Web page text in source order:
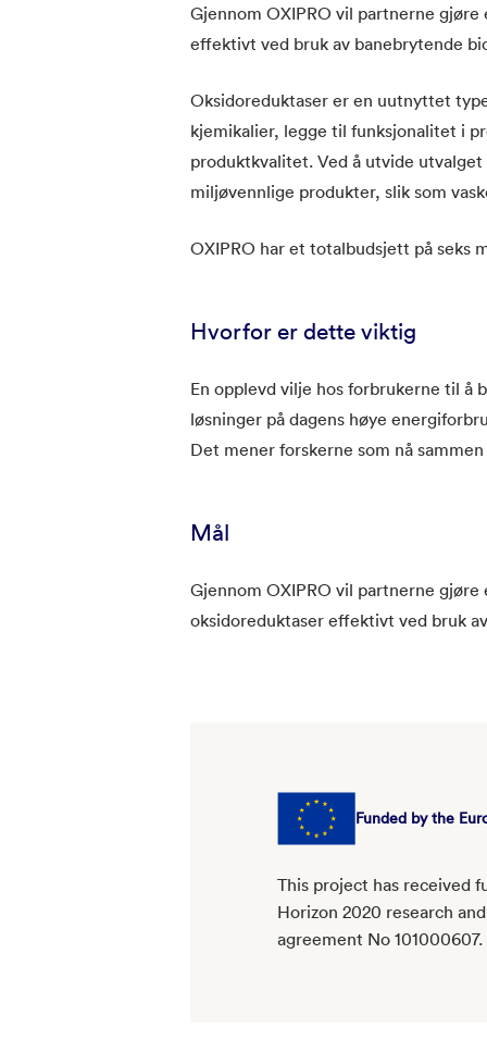
Gjennom OXIPRO vil partnerne
effektivt ved bruk av banebrytende
Oksidoreduktaser er en uutnyttet
kjemikalier, legge til funksjonalitet i
produktkvalitet. Ved å utvide
miljøvennlige produkter, slik som
OXIPRO har et totalbudsjett på seks
Hvorfor er dette viktig
En opplevd vilje hos forbrukerne til
løsninger på dagens høye
Det mener forskerne som nå
Mål
Gjennom OXIPRO vil partnerne
oksidoreduktaser effektivt ved bruk
Funded by the
This project has received
Horizon 2020 research
agreement No 101000607.